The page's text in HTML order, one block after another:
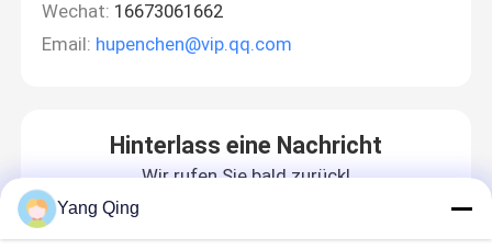
Wechat: 16673061662
Email: hupenchen@vip.qq.com
Hinterlass eine Nachricht
Wir rufen Sie bald zurück!
Yang Qing